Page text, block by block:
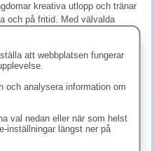
kreativa utlopp och tränar
och på fritid. Med välvalda
för alla åldrar. Beställ
från SwedOffice.
pyssel
olika åldrar?
lim med pensel och färdiga
klarar eleverna saxar, mindre
guldstjärnor 123st/fp
(inkl. moms)
att webbplatsen fungerar
och analysera information om
val nedan eller när som helst
inställningar längst ner på